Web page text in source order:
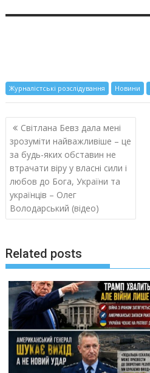
Журналістські розслідування Новини
Навигация
по
записям
Світлана Бевз дала мені
зрозуміти найважливіше – це
за будь-яких обставин не
втрачати віру у власні сили і
любов до Бога, України та
українців – Олег
Володарський (відео)
Related posts